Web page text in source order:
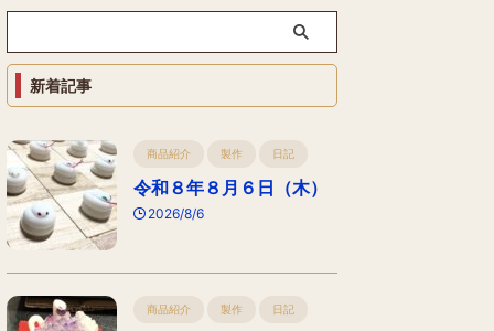
新着記事
商品紹介 製作 日記
令和８年８月６日（木）
2026/8/6
商品紹介 製作 日記